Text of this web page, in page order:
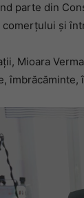
parte din
și
Mioara